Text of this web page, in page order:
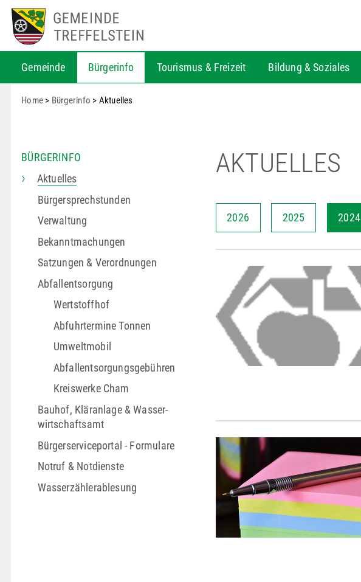
Gemeinde Bürgerinfo Tourismus & Freizeit Bildung & Soziales
Home > Bürgerinfo > Aktuelles
BÜRGERINFO
Aktuelles
Bürgersprechstunden
Verwaltung
Bekanntmachungen
Satzungen & Verordnungen
Abfallentsorgung
Wertstoffhof
Abfuhrtermine Tonnen
Umweltmobil
Abfallentsorgungs­gebühren
Kreiswerke Cham
Bauhof, Kläranlage & Wasser­
wirtschafts­amt
Bürgerserviceportal - Formulare
Notruf & Notdienste
Wasserzählerablesung
AKTUELLES
2026 2025 2024